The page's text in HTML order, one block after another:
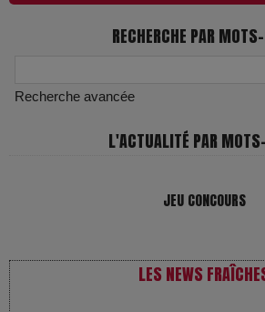
RECHERCHE PAR
Recherche avancée
L'ACTUALITÉ PAR
JEU CONCOURS
LES NEWS